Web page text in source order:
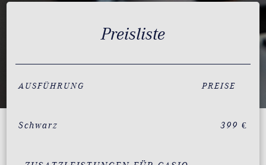
Preisliste
AUSFÜHRUNG PREISE
Schwarz 399 €